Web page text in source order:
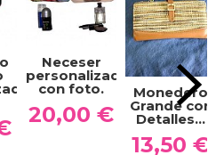
Neceser
personalizado
con foto.
20,00 €
Monedero
Grande con
Detalles...
13,50 €